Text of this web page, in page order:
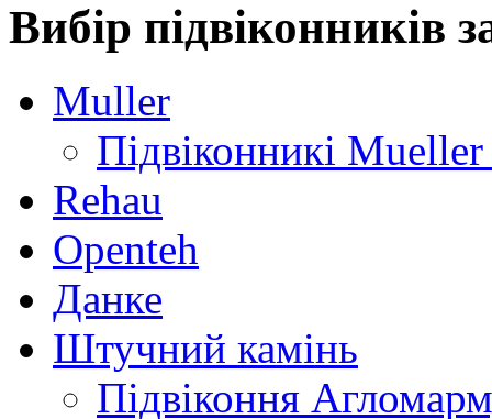
Вибір підвіконників
Muller
Підвіконникі
Rehau
Openteh
Данке
Штучний камінь
Підвіконня